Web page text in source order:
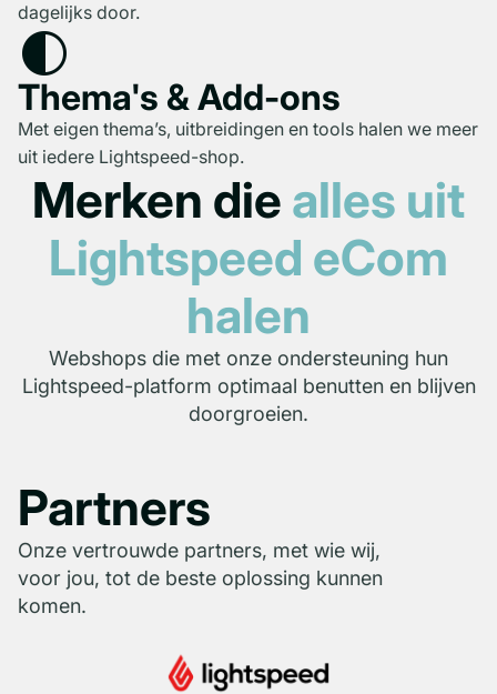
dagelijks door.
contrast
Thema's & Add-ons
Met eigen thema’s, uitbreidingen en tools halen we meer
uit iedere Lightspeed-shop.
Merken die alles uit
Lightspeed eCom
halen
Webshops die met onze ondersteuning hun
Lightspeed-platform optimaal benutten en blijven
doorgroeien.
Van
winkelvloer
naar webshop
Partners
Onze vertrouwde partners, met wie wij,
voor jou, tot de beste oplossing kunnen
komen.